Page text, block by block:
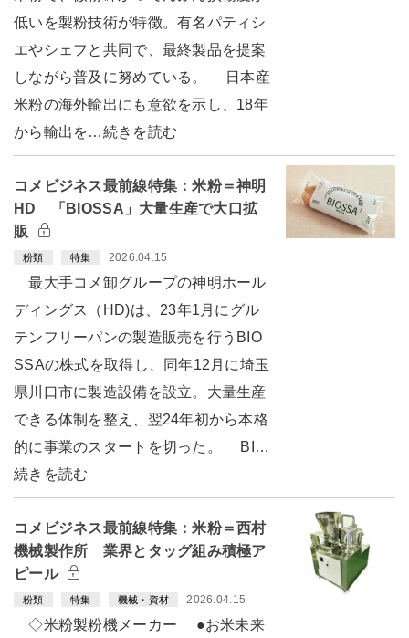
低いを製粉技術が特徴。有名パティシ
エやシェフと共同で、最終製品を提案
しながら普及に努めている。 日本産
米粉の海外輸出にも意欲を示し、18年
から輸出を…続きを読む
コメビジネス最前線特集：米粉＝神明
HD 「BIOSSA」大量生産で大口拡
販
粉類 特集 2026.04.15
最大手コメ卸グループの神明ホール
ディングス（HD)は、23年1月にグル
テンフリーパンの製造販売を行うBIO
SSAの株式を取得し、同年12月に埼玉
県川口市に製造設備を設立。大量生産
できる体制を整え、翌24年初から本格
的に事業のスタートを切った。 BI…
続きを読む
コメビジネス最前線特集：米粉＝西村
機械製作所 業界とタッグ組み積極ア
ピール
粉類 特集 機械・資材 2026.04.15
◇米粉製粉機メーカー ●お米未来